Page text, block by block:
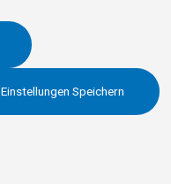
Einstellungen Speichern